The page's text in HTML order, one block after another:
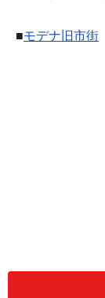
■モデナ旧市街